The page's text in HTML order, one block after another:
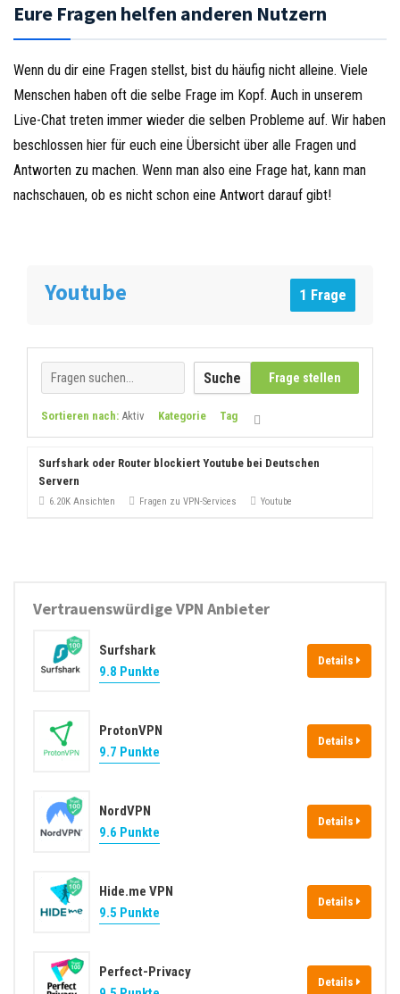
Eure Fragen helfen anderen Nutzern
Wenn du dir eine Fragen stellst, bist du häufig nicht alleine. Viele
Menschen haben oft die selbe Frage im Kopf. Auch in unserem
Live-Chat treten immer wieder die selben Probleme auf. Wir haben
beschlossen hier für euch eine Übersicht über alle Fragen und
Antworten zu machen. Wenn man also eine Frage hat, kann man
nachschauen, ob es nicht schon eine Antwort darauf gibt!
Youtube 1 Frage
Frage stellen
Suche
Sortieren nach: Aktiv Kategorie Tag
Surfshark oder Router blockiert Youtube bei Deutschen
Servern
6.20K Ansichten Fragen zu VPN-Services Youtube
Vertrauenswürdige VPN Anbieter
Surfshark
9.8 Punkte
Details
ProtonVPN
9.7 Punkte
Details
NordVPN
9.6 Punkte
Details
Hide.me VPN
9.5 Punkte
Details
Perfect-Privacy
Details